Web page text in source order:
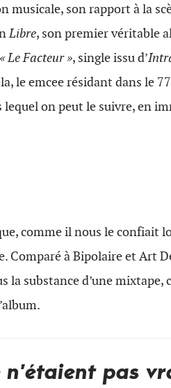
musicale, son rapport à la
Libre, son premier véritable
« Le Facteur », single issu d’
le emcee résidant dans le
on peut le suivre, en
comme il nous le confiait
Comparé à Bipolaire et Art
substance d’une mixtape,
pas